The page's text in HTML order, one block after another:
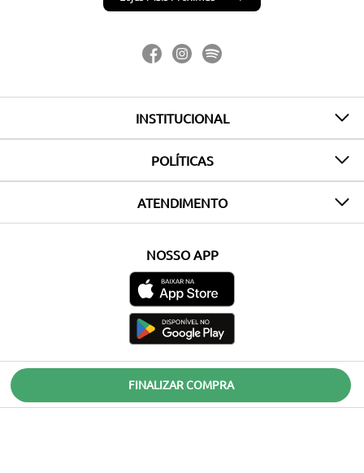
FINALIZAR COMPRA
INSTITUCIONAL
POLÍTICAS
ATENDIMENTO
NOSSO APP